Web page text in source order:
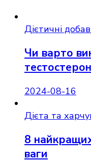
Дієтичні
Чи варто
2024-08-16
Дієта та
8
ваги